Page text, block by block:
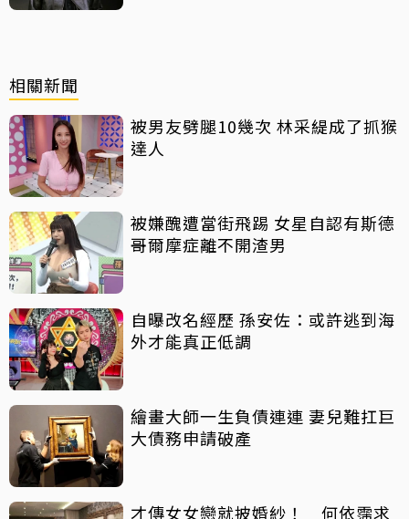
相關新聞
被男友劈腿10幾次 林采緹成了抓猴
達人
被嫌醜遭當街飛踢 女星自認有斯德
哥爾摩症離不開渣男
自曝改名經歷 孫安佐：或許逃到海
外才能真正低調
繪畫大師一生負債連連 妻兒難扛巨
大債務申請破產
才傳女女戀就披婚紗！ 何依霈求